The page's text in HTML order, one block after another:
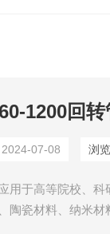
1200回
2024-07-08 浏
用于高等院校、
陶瓷材料、纳米